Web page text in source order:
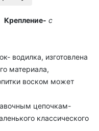
с
водилка, изготовлена
материала,
воском может
цепочкам-
классического